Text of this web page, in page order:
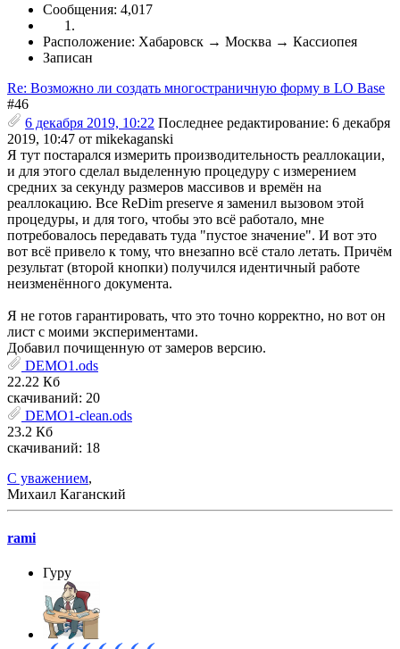
Сообщения: 4,017
Расположение: Хабаровск → Москва → Кассиопея
Записан
Re: Возможно ли создать многостраничную форму в LO Base
#46
6 декабря 2019, 10:22 Последнее редактирование: 6 декабря
2019, 10:47 от mikekaganski
Я тут постарался измерить производительность реаллокации,
и для этого сделал выделенную процедуру с измерением
средних за секунду размеров массивов и времён на
реаллокацию. Все ReDim preserve я заменил вызовом этой
процедуры, и для того, чтобы это всё работало, мне
потребовалось передавать туда "пустое значение". И вот это
вот всё привело к тому, что внезапно всё стало летать. Причём
результат (второй кнопки) получился идентичный работе
неизменённого документа.
Я не готов гарантировать, что это точно корректно, но вот он
лист с моими экспериментами.
Добавил почищенную от замеров версию.
DEMO1.ods
22.22 Кб
скачиваний: 20
DEMO1-clean.ods
23.2 Кб
скачиваний: 18
С уважением,
Михаил Каганский
rami
Гуру